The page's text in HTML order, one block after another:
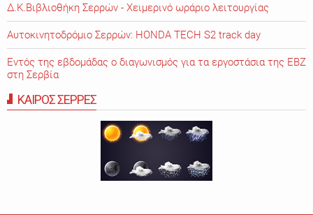
Δ.Κ.Βιβλιοθήκη Σερρών - Χειμερινό ωράριο λειτουργίας
Αυτοκινητοδρόμιο Σερρών: HONDA TECH S2 track day
Εντός της εβδομάδας ο διαγωνισμός για τα εργοστάσια της ΕΒΖ
στη Σερβία
ΚΑΙΡΟΣ ΣΕΡΡΕΣ